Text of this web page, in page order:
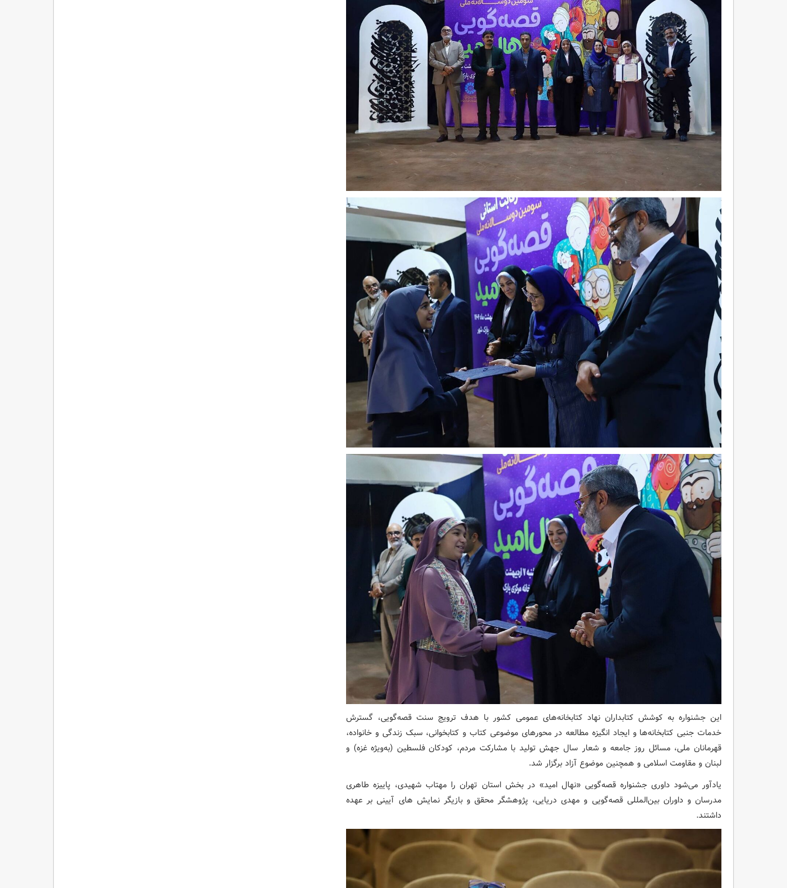
این جشنواره به کوشش کتابداران نهاد کتابخانه‌های عمومی کشور با هدف ترویج سنت قصه‌گویی، گسترش
خدمات جنبی کتابخانه‌ها و ایجاد انگیزه مطالعه در محورهای موضوعی کتاب و کتابخوانی، سبک زندگی و خانواده،
قهرمانان ملی، مسائل روز جامعه و شعار سال جهش تولید با مشارکت مردم، کودکان فلسطین (به‌ویژه غزه) و
لبنان و مقاومت اسلامی و همچنین موضوع آزاد برگزار شد.
یادآور می‌شود داوری جشنواره قصه‌گویی «نهال امید» در بخش استان تهران را مهتاب شهیدی، پاییزه طاهری
مدرسان و داوران بین‌المللی قصه‌گویی و مهدی دریایی، پژوهشگر محقق و بازیگر نمایش های آیینیبر عهده
داشتند.